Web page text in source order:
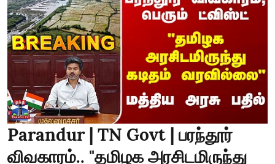
Parandur | TN Govt | பரந்தூர்
விவகாரம்.. "தமிழக அரசிடமிருந்து